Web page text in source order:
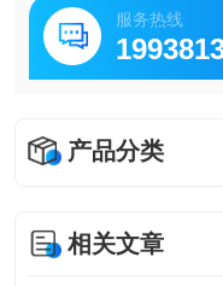
服务热线
产品分类
相关文章